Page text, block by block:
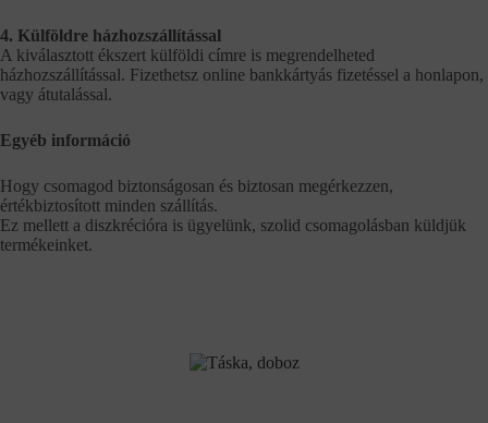
4. Külföldre házhozszállítással
A kiválasztott ékszert külföldi címre is megrendelheted
házhozszállítással. Fizethetsz online bankkártyás fizetéssel a honlapon,
vagy átutalással.
Egyéb információ
Hogy csomagod biztonságosan és biztosan megérkezzen,
értékbiztosított minden szállítás.
Ez mellett a diszkrécióra is ügyelünk, szolid csomagolásban küldjük
termékeinket.